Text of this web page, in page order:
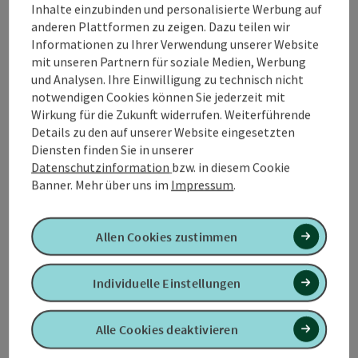
Kontakt
Öffnungszeiten
Anreise/Lage
Preise
Eignung
Barrierefreiheit
Inhalte einzubinden und personalisierte Werbung auf
anderen Plattformen zu zeigen. Dazu teilen wir
Informationen zu Ihrer Verwendung unserer Website
mit unseren Partnern für soziale Medien, Werbung
und Analysen. Ihre Einwilligung zu technisch nicht
notwendigen Cookies können Sie jederzeit mit
Wirkung für die Zukunft widerrufen. Weiterführende
Details zu den auf unserer Website eingesetzten
Diensten finden Sie in unserer
Datenschutzinformation bzw. in diesem Cookie
Banner. Mehr über uns im Impressum.
Alle Cookies deaktivieren
Individuelle Einstellungen
Allen Cookies zustimmen